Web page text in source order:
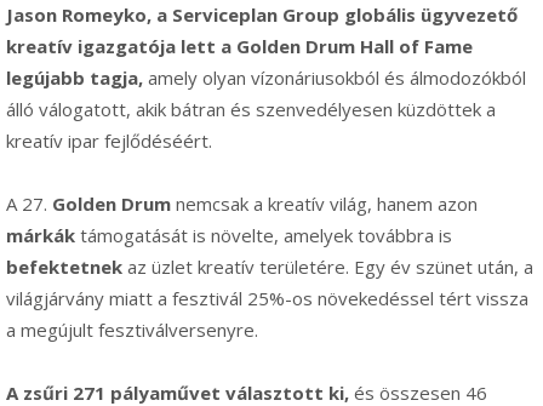
Jason Romeyko, a Serviceplan Group globális ügyvezető
kreatív igazgatója lett a Golden Drum Hall of Fame
legújabb tagja, amely olyan vízonáriusokból és álmodozókból
álló válogatott, akik bátran és szenvedélyesen küzdöttek a
kreatív ipar fejlődéséért.
A 27. Golden Drum nemcsak a kreatív világ, hanem azon
márkák támogatását is növelte, amelyek továbbra is
befektetnek az üzlet kreatív területére. Egy év szünet után, a
világjárvány miatt a fesztivál 25%-os növekedéssel tért vissza
a megújult fesztiválversenyre.
A zsűri 271 pályaművet választott ki, és összesen 46